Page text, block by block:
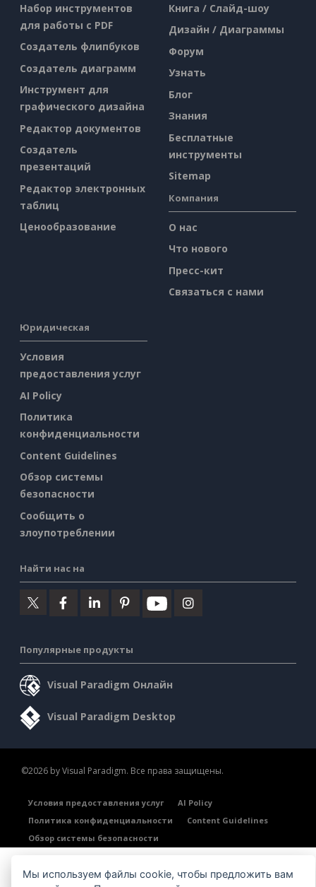
Набор инструментов
для работы с PDF
Создатель флипбуков
Создатель диаграмм
Инструмент для
графического дизайна
Редактор документов
Создатель
презентаций
Редактор электронных
таблиц
Ценообразование
Книга / Слайд-шоу
Дизайн / Диаграммы
Форум
Узнать
Блог
Знания
Бесплатные
инструменты
Sitemap
Компания
О нас
Что нового
Пресс-кит
Связаться с нами
Юридическая
Условия
предоставления услуг
AI Policy
Политика
конфиденциальности
Content Guidelines
Обзор системы
безопасности
Сообщить о
злоупотреблении
Найти нас на
Популярные продукты
Visual Paradigm Онлайн
Visual Paradigm Desktop
©2026 by Visual Paradigm. Все права защищены.
Условия предоставления услуг
AI Policy
Политика конфиденциальности
Content Guidelines
Обзор системы безопасности
Мы используем файлы cookie, чтобы предложить вам